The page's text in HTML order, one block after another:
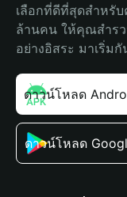
เลือกที่ดีที่สุดสำหรั
ล้านคน ให้คุณสำรว
อย่างอิสระ มาเริ่มกั
ดาวน์โหลด
ดาวน์โหลด